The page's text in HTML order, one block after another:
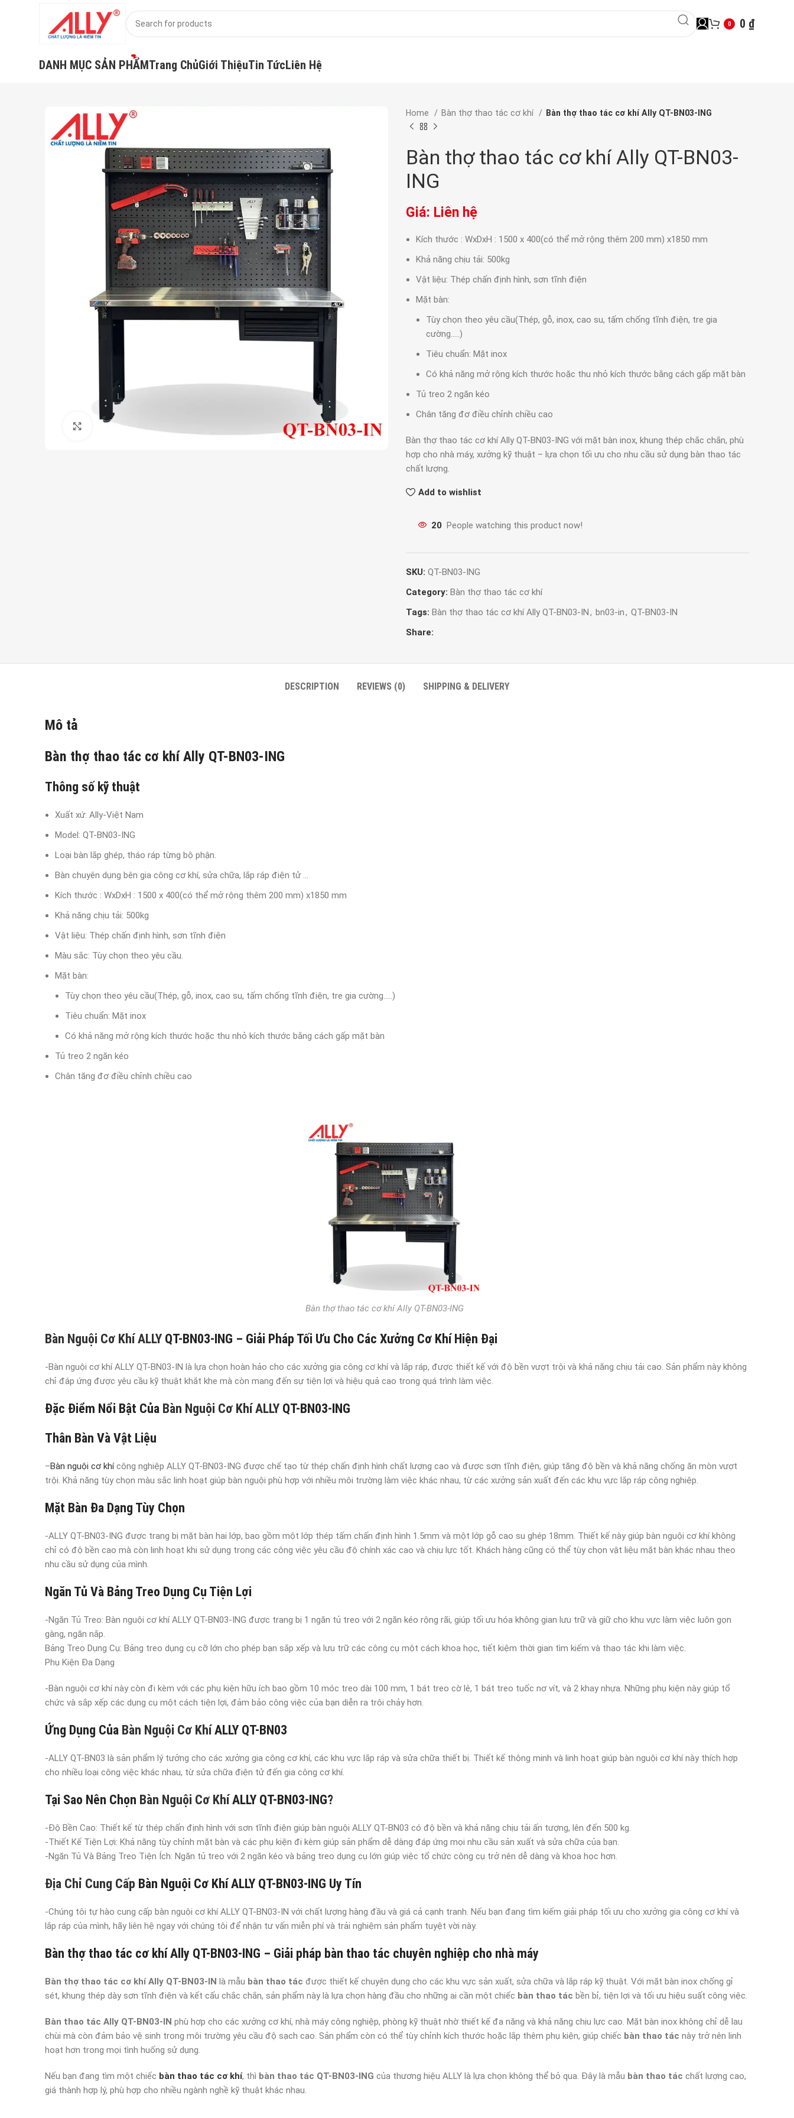
0 0 ₫
DANH MỤC SẢN PHẨMTrang ChủGiới ThiệuTin TứcLiên Hệ
Click to enlarge
Home Bàn thợ thao tác cơ khí Bàn thợ thao tác cơ khí Ally QT-BN03-ING
Bàn thợ thao tác cơ khí Ally QT-BN03-
ING
Giá: Liên hệ
Kích thước : WxDxH : 1500 x 400(có thể mở rộng thêm 200 mm) x1850 mm
Khả năng chịu tải: 500kg
Vật liệu: Thép chấn định hình, sơn tĩnh điện
Mặt bàn:
Tùy chọn theo yêu cầu(Thép, gỗ, inox, cao su, tấm chống tĩnh điện, tre gia
cường…..)
Tiêu chuẩn: Mặt inox
Có khả năng mở rộng kích thước hoặc thu nhỏ kích thước bằng cách gấp mặt bàn
Tủ treo 2 ngăn kéo
Chân tăng đơ điều chỉnh chiều cao
Bàn thợ thao tác cơ khí Ally QT-BN03-ING với mặt bàn inox, khung thép chắc chắn, phù
hợp cho nhà máy, xưởng kỹ thuật – lựa chọn tối ưu cho nhu cầu sử dụng bàn thao tác
chất lượng.
Add to wishlist
20 People watching this product now!
SKU: QT-BN03-ING
Category: Bàn thợ thao tác cơ khí
Tags: Bàn thợ thao tác cơ khí Ally QT-BN03-IN, bn03-in, QT-BN03-IN
Share:
DESCRIPTION REVIEWS (0) SHIPPING & DELIVERY
Mô tả
Bàn thợ thao tác cơ khí Ally QT-BN03-ING
Thông số kỹ thuật
Xuất xứ: Ally-Việt Nam
Model: QT-BN03-ING
Loại bàn lắp ghép, tháo ráp từng bộ phận.
Bàn chuyên dụng bên gia công cơ khí, sửa chữa, lắp ráp điện tử …
Kích thước : WxDxH : 1500 x 400(có thể mở rộng thêm 200 mm) x1850 mm
Khả năng chịu tải: 500kg
Vật liệu: Thép chấn định hình, sơn tĩnh điện
Màu sắc: Tùy chọn theo yêu cầu.
Mặt bàn:
Tùy chọn theo yêu cầu(Thép, gỗ, inox, cao su, tấm chống tĩnh điện, tre gia cường…..)
Tiêu chuẩn: Mặt inox
Có khả năng mở rộng kích thước hoặc thu nhỏ kích thước bằng cách gấp mặt bàn
Tủ treo 2 ngăn kéo
Chân tăng đơ điều chỉnh chiều cao
Bàn thợ thao tác cơ khí Ally QT-BN03-ING
Bàn Nguội Cơ Khí ALLY QT-BN03-ING – Giải Pháp Tối Ưu Cho Các Xưởng Cơ Khí Hiện Đại
-Bàn nguội cơ khí ALLY QT-BN03-IN là lựa chọn hoàn hảo cho các xưởng gia công cơ khí và lắp ráp, được thiết kế với độ bền vượt trội và khả năng chịu tải cao. Sản phẩm này không
chỉ đáp ứng được yêu cầu kỹ thuật khắt khe mà còn mang đến sự tiện lợi và hiệu quả cao trong quá trình làm việc.
Đặc Điểm Nổi Bật Của Bàn Nguội Cơ Khí ALLY QT-BN03-ING
Thân Bàn Và Vật Liệu
–Bàn nguội cơ khícông nghiệp ALLY QT-BN03-ING được chế tạo từ thép chấn định hình chất lượng cao và được sơn tĩnh điện, giúp tăng độ bền và khả năng chống ăn mòn vượt
trội. Khả năng tùy chọn màu sắc linh hoạt giúp bàn nguội phù hợp với nhiều môi trường làm việc khác nhau, từ các xưởng sản xuất đến các khu vực lắp ráp công nghiệp.
Mặt Bàn Đa Dạng Tùy Chọn
-ALLY QT-BN03-ING được trang bị mặt bàn hai lớp, bao gồm một lớp thép tấm chấn định hình 1.5mm và một lớp gỗ cao su ghép 18mm. Thiết kế này giúp bàn nguội cơ khí không
chỉ có độ bền cao mà còn linh hoạt khi sử dụng trong các công việc yêu cầu độ chính xác cao và chịu lực tốt. Khách hàng cũng có thể tùy chọn vật liệu mặt bàn khác nhau theo
nhu cầu sử dụng của mình.
Ngăn Tủ Và Bảng Treo Dụng Cụ Tiện Lợi
-Ngăn Tủ Treo: Bàn nguội cơ khí ALLY QT-BN03-ING được trang bị 1 ngăn tủ treo với 2 ngăn kéo rộng rãi, giúp tối ưu hóa không gian lưu trữ và giữ cho khu vực làm việc luôn gọn
gàng, ngăn nắp.
Bảng Treo Dụng Cụ: Bảng treo dụng cụ cỡ lớn cho phép bạn sắp xếp và lưu trữ các công cụ một cách khoa học, tiết kiệm thời gian tìm kiếm và thao tác khi làm việc.
Phụ Kiện Đa Dạng
-Bàn nguội cơ khí này còn đi kèm với các phụ kiện hữu ích bao gồm 10 móc treo dài 100 mm, 1 bát treo cờ lê, 1 bát treo tuốc nơ vít, và 2 khay nhựa. Những phụ kiện này giúp tổ
chức và sắp xếp các dụng cụ một cách tiện lợi, đảm bảo công việc của bạn diễn ra trôi chảy hơn.
Ứng Dụng Của Bàn Nguội Cơ KhíALLY QT-BN03
-ALLY QT-BN03 là sản phẩm lý tưởng cho các xưởng gia công cơ khí, các khu vực lắp ráp và sửa chữa thiết bị. Thiết kế thông minh và linh hoạt giúp bàn nguội cơ khí này thích hợp
cho nhiều loại công việc khác nhau, từ sửa chữa điện tử đến gia công cơ khí.
Tại Sao Nên Chọn Bàn Nguội Cơ KhíALLY QT-BN03-ING?
-Độ Bền Cao: Thiết kế từ thép chấn định hình với sơn tĩnh điện giúp bàn nguội ALLY QT-BN03 có độ bền và khả năng chịu tải ấn tượng, lên đến 500 kg.
-Thiết Kế Tiện Lợi: Khả năng tùy chỉnh mặt bàn và các phụ kiện đi kèm giúp sản phẩm dễ dàng đáp ứng mọi nhu cầu sản xuất và sửa chữa của bạn.
-Ngăn Tủ Và Bảng Treo Tiện Ích: Ngăn tủ treo với 2 ngăn kéo và bảng treo dụng cụ lớn giúp việc tổ chức công cụ trở nên dễ dàng và khoa học hơn.
Địa Chỉ Cung Cấp Bàn Nguội Cơ Khí ALLY QT-BN03-ING Uy Tín
-Chúng tôi tự hào cung cấp bàn nguội cơ khí ALLY QT-BN03-IN với chất lượng hàng đầu và giá cả cạnh tranh. Nếu bạn đang tìm kiếm giải pháp tối ưu cho xưởng gia công cơ khí và
lắp ráp của mình, hãy liên hệ ngay với chúng tôi để nhận tư vấn miễn phí và trải nghiệm sản phẩm tuyệt vời này.
Bàn thợ thao tác cơ khí Ally QT-BN03-ING – Giải pháp bàn thao tác chuyên nghiệp cho nhà máy
Bàn thợ thao tác cơ khí Ally QT-BN03-IN là mẫu bàn thao tác được thiết kế chuyên dụng cho các khu vực sản xuất, sửa chữa và lắp ráp kỹ thuật. Với mặt bàn inox chống gỉ
sét, khung thép dày sơn tĩnh điện và kết cấu chắc chắn, sản phẩm này là lựa chọn hàng đầu cho những ai cần một chiếc bàn thao tác bền bỉ, tiện lợi và tối ưu hiệu suất công việc.
Bàn thao tác Ally QT-BN03-IN phù hợp cho các xưởng cơ khí, nhà máy công nghiệp, phòng kỹ thuật nhờ thiết kế đa năng và khả năng chịu lực cao. Mặt bàn inox không chỉ dễ lau
chùi mà còn đảm bảo vệ sinh trong môi trường yêu cầu độ sạch cao. Sản phẩm còn có thể tùy chỉnh kích thước hoặc lắp thêm phụ kiện, giúp chiếc bàn thao tác này trở nên linh
hoạt hơn trong mọi tình huống sử dụng.
Nếu bạn đang tìm một chiếc bàn thao tác cơ khí, thì bàn thao tác QT-BN03-ING của thương hiệu ALLY là lựa chọn không thể bỏ qua. Đây là mẫu bàn thao tác chất lượng cao,
giá thành hợp lý, phù hợp cho nhiều ngành nghề kỹ thuật khác nhau.